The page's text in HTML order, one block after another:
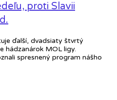
proti Slavii
ďalší, dvadsiaty štvrtý
hádzanárok MOL ligy.
spresnený program nášho